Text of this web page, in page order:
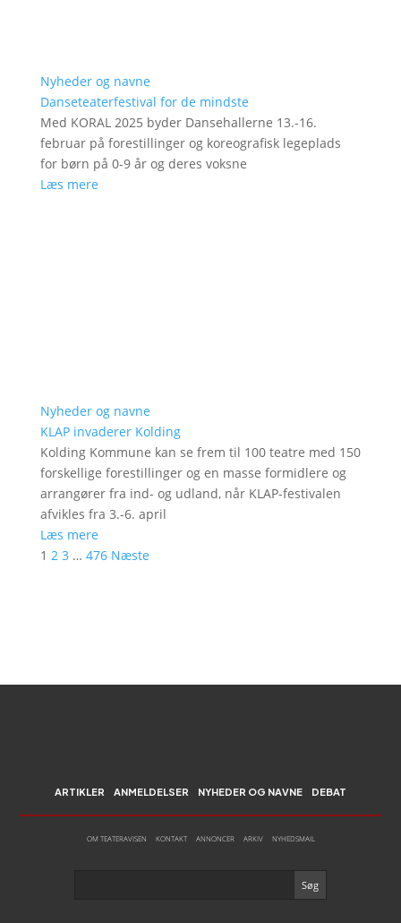
Nyheder og navne
Danseteaterfestival for de mindste
Med KORAL 2025 byder Dansehallerne 13.-16.
februar på forestillinger og koreografisk legeplads
for børn på 0-9 år og deres voksne
Læs mere
Nyheder og navne
KLAP invaderer Kolding
Kolding Kommune kan se frem til 100 teatre med 150
forskellige forestillinger og en masse formidlere og
arrangører fra ind- og udland, når KLAP-festivalen
afvikles fra 3.-6. april
Læs mere
1 2 3 … 476 Næste
ARTIKLER ANMELDELSER NYHEDER OG NAVNE DEBAT
OM TEATERAVISEN KONTAKT ANNONCER ARKIV NYHEDSMAIL